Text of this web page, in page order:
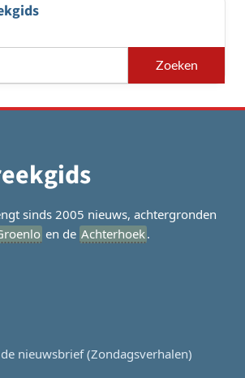
sinds 2005 nieuws, achtergronden
en de Achterhoek.
nieuwsbrief (Zondagsverhalen)